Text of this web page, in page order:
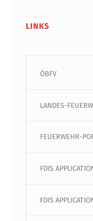
LINKS
ÖBFV
LANDES-
FEUERWEHR-
FDIS
FDIS